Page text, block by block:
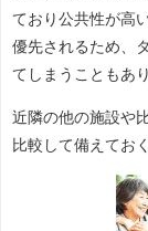
ており公共性が高
優先されるため、
てしまうこともあ
近隣の他の施設や
比較して備えてお